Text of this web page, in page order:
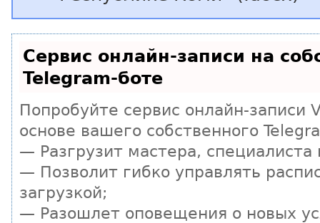
Сервис онлайн-записи на
Telegram-боте
Попробуйте сервис онлайн-записи
основе вашего собственного
— Разгрузит мастера,
— Позволит гибко управлять
загрузкой;
— Разошлет оповещения о новых